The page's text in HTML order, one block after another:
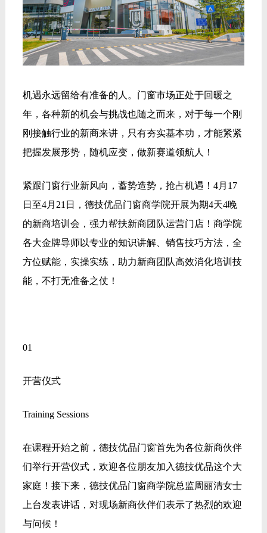
机遇永远留给有准备的人。门窗市场正处于回暖之
年，各种新的机会与挑战也随之而来，对于每一个刚
刚接触行业的新商来讲，只有夯实基本功，才能紧紧
把握发展形势，随机应变，做新赛道领航人！
紧跟门窗行业新风向，蓄势造势，抢占机遇！4月17
日至4月21日，德技优品门窗商学院开展为期4天4晚
的新商培训会，强力帮扶新商团队运营门店！商学院
各大金牌导师以专业的知识讲解、销售技巧方法，全
方位赋能，实操实练，助力新商团队高效消化培训技
能，不打无准备之仗！
01
开营仪式
Training Sessions
在课程开始之前，德技优品门窗首先为各位新商伙伴
们举行开营仪式，欢迎各位朋友加入德技优品这个大
家庭！接下来，德技优品门窗商学院总监周丽清女士
上台发表讲话，对现场新商伙伴们表示了热烈的欢迎
与问候！